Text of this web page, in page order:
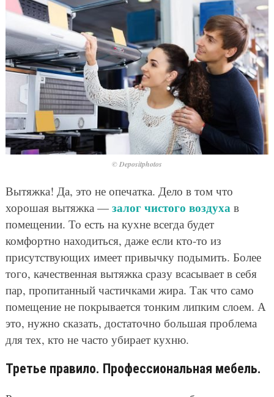
© Depositphotos
Вытяжка! Да, это не опечатка. Дело в том что
хорошая вытяжка — залог чистого воздуха в
помещении. То есть на кухне всегда будет
комфортно находиться, даже если кто-то из
присутствующих имеет привычку подымить. Более
того, качественная вытяжка сразу всасывает в себя
пар, пропитанный частичками жира. Так что само
помещение не покрывается тонким липким слоем. А
это, нужно сказать, достаточно большая проблема
для тех, кто не часто убирает кухню.
Третье правило. Профессиональная мебель.